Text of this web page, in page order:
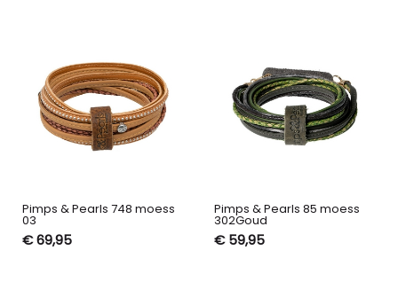
Pimps & Pearls 748 moess
03
€ 69,95
Pimps & Pearls 85 moess
302Goud
€ 59,95